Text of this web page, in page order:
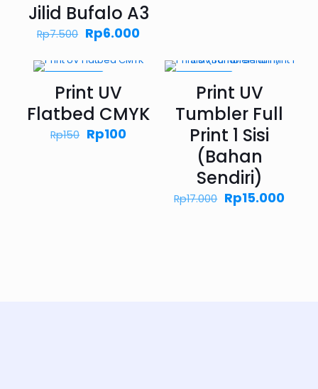
Jilid Bufalo A3
Rp7.500 Harga
aslinya
adalah:
Rp7.500.
Rp6.000Harga
ini
adalah:
Print UV
Flatbed CMYK
Rp150 Harga
aslinya
Rp100Harga
Print UV
Tumbler Full
Print 1 Sisi
(Bahan
Sendiri)
Rp17.000 Harga
aslinya
Rp15.000